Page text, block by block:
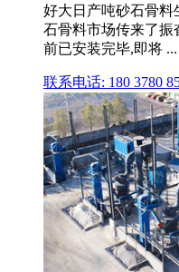
好大日产吨砂石骨
石骨料市场传来了振
前已安装完毕,即将 ...
联系电话: 180 3780